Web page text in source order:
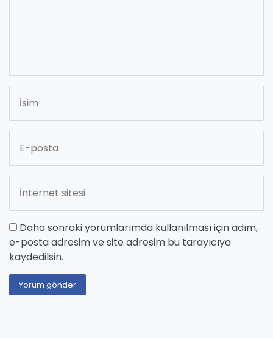
Daha sonraki yorumlarımda kullanılması için adım,
e-posta adresim ve site adresim bu tarayıcıya
kaydedilsin.